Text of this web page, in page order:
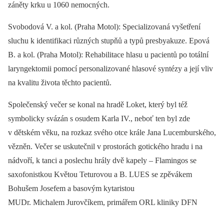
záněty krku u 1060 nemocných.
Svobodová V. a kol. (Praha Motol): Specializovaná vyšetření
sluchu k identifikaci různých stupňů a typů presbyakuze. Epová
B. a kol. (Praha Motol): Rehabilitace hlasu u pacientů po totální
laryngektomii pomocí personalizované hlasové syntézy a její vliv
na kvalitu života těchto pacientů.
Společenský večer se konal na hradě Loket, který byl též
symbolicky svázán s osudem Karla IV., neboť ten byl zde
v dětském věku, na rozkaz svého otce krále Jana Lucemburského,
vězněn. Večer se uskutečnil v prostorách gotického hradu i na
nádvoří, k tanci a poslechu hrály dvě kapely –⁠ Flamingos se
saxofonistkou Květou Teturovou a B. LUES se zpěvákem
Bohušem Josefem a basovým kytaristou
MUDr. Michalem Jurovčíkem, primářem ORL kliniky DFN